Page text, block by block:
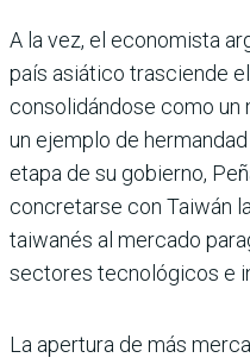
A la vez, el economista
país asiático trasciende
consolidándose como
un ejemplo de
etapa de su gobierno,
concretarse con Taiwán
taiwanés al mercado
sectores tecnológicos e
La apertura de más